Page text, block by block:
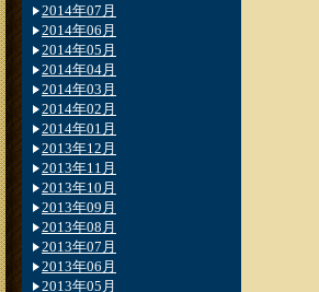
2014年07月
2014年06月
2014年05月
2014年04月
2014年03月
2014年02月
2014年01月
2013年12月
2013年11月
2013年10月
2013年09月
2013年08月
2013年07月
2013年06月
2013年05月